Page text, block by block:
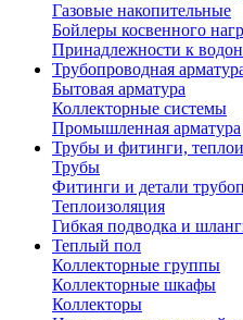
Газовые накопительные
Бойлеры косвенного
Принадлежности к
Трубопроводная
Бытовая арматура
Коллекторные системы
Промышленная арматура
Трубы и фитинги,
Трубы
Фитинги и детали
Теплоизоляция
Гибкая подводка и
Теплый пол
Коллекторные группы
Коллекторные шкафы
Коллекторы